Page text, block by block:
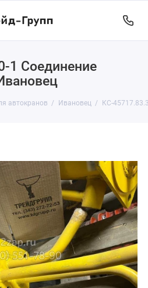
1 Соединение
автокранов Ивановец КС-